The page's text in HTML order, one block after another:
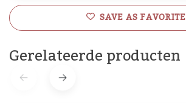
SAVE AS FAVORITE
Gerelateerde producten